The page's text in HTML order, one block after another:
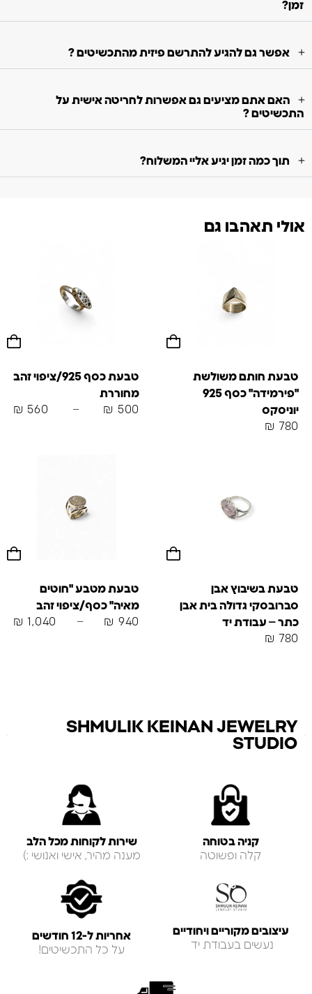
זמן?
אפשר גם להגיע להתרשם פיזית מהתכשיטים ?
האם אתם מציעים גם אפשרות לחריטה אישית על
התכשיטים ?
תוך כמה זמן יגיע אליי המשלוח?
אולי תאהבו גם
טבעת חותם משולשת
"פירמידה" כסף 925
יוניסקס
₪
780
טבעת כסף 925/ציפוי זהב
מחוררת
₪ 500
–
₪ 560
טבעת בשיבוץ אבן
סברובסקי גדולה בית אבן
כתר – עבודת יד
₪
780
טבעת מטבע "חוטים
מאיה" כסף/ציפוי זהב
₪ 940
–
₪ 1,040
SHMULIK KEINAN JEWELRY
STUDIO
קניה בטוחה
קלה ופשוטה
שירות לקוחות מכל הלב
מענה מהיר, אישי ואנושי :)
עיצובים מקוריים ויחודיים
נעשים בעבודת יד
אחריות ל-12 חודשים
על כל התכשיטים!